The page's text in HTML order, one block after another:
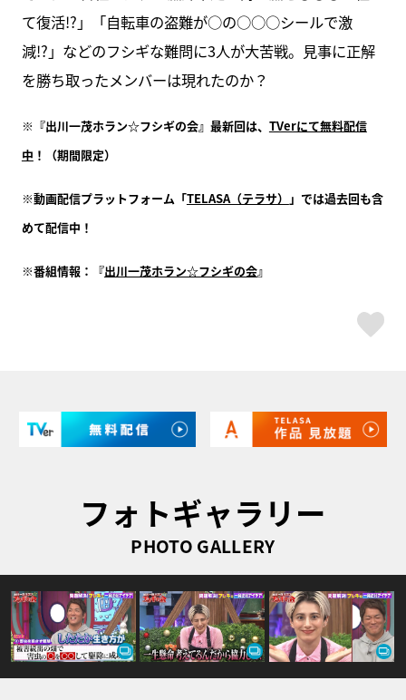
て復活!?」「自転車の盗難が○の○○○シールで激
減!?」などのフシギな難問に3人が大苦戦。見事に正解
を勝ち取ったメンバーは現れたのか？
※『出川一茂ホラン☆フシギの会』最新回は、 TVerにて無料配信
中 ！（期間限定）
※動画配信プラットフォーム「TELASA（テラサ） 」では過去回も含
めて配信中！
※番組情報：『出川一茂ホラン☆フシギの会』
フォトギャラリー
PHOTO GALLERY